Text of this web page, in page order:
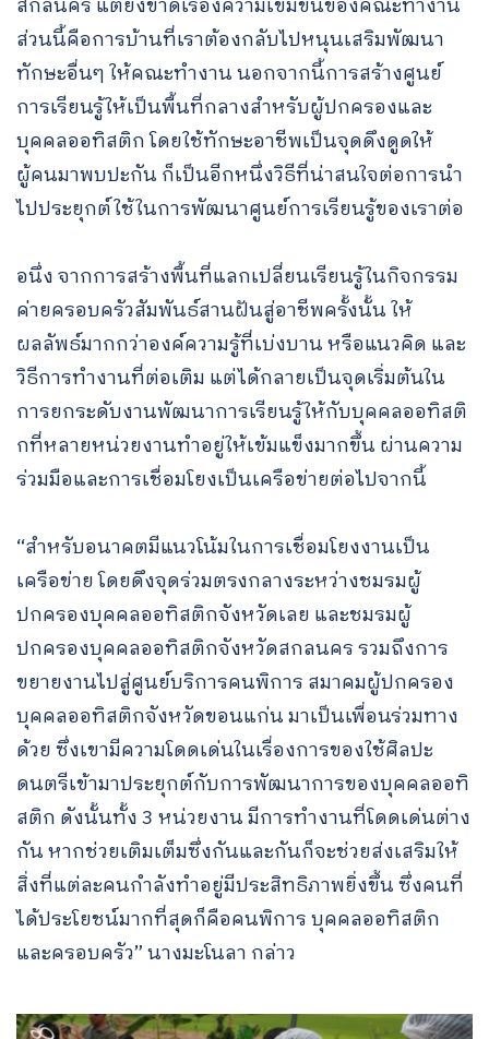
Search
for:
ส่วนนี้คือการบ้านที่เราต้องกลับไปหนุนเสริมพัฒนา
ทักษะอื่นๆ ให้คณะทำงาน นอกจากนี้การสร้างศูนย์
การเรียนรู้ให้เป็นพื้นที่กลางสำหรับผู้ปกครองและ
บุคคลออทิสติก โดยใช้ทักษะอาชีพเป็นจุดดึงดูดให้
ผู้คนมาพบปะกัน ก็เป็นอีกหนึ่งวิธีที่น่าสนใจต่อการนำ
ไปประยุกต์ใช้ในการพัฒนาศูนย์การเรียนรู้ของเราต่อ
อนึ่ง จากการสร้างพื้นที่แลกเปลี่ยนเรียนรู้ในกิจกรรม
ค่ายครอบครัวสัมพันธ์สานฝันสู่อาชีพครั้งนั้น ให้
ผลลัพธ์มากกว่าองค์ความรู้ที่เบ่งบาน หรือแนวคิด และ
วิธีการทำงานที่ต่อเติม แต่ได้กลายเป็นจุดเริ่มต้นใน
การยกระดับงานพัฒนาการเรียนรู้ให้กับบุคคลออทิสติ
กที่หลายหน่วยงานทำอยู่ให้เข้มแข็งมากขึ้น ผ่านความ
ร่วมมือและการเชื่อมโยงเป็นเครือข่ายต่อไปจากนี้
“สำหรับอนาคตมีแนวโน้มในการเชื่อมโยงงานเป็น
เครือข่าย โดยดึงจุดร่วมตรงกลางระหว่างชมรมผู้
ปกครองบุคคลออทิสติกจังหวัดเลย และชมรมผู้
ปกครองบุคคลออทิสติกจังหวัดสกลนคร รวมถึงการ
ขยายงานไปสู่ศูนย์บริการคนพิการ สมาคมผู้ปกครอง
บุคคลออทิสติกจังหวัดขอนแก่น มาเป็นเพื่อนร่วมทาง
ด้วย ซึ่งเขามีความโดดเด่นในเรื่องการของใช้ศิลปะ
ดนตรีเข้ามาประยุกต์กับการพัฒนาการของบุคคลออทิ
สติก ดังนั้นทั้ง 3 หน่วยงาน มีการทำงานที่โดดเด่นต่าง
กัน หากช่วยเติมเต็มซึ่งกันและกันก็จะช่วยส่งเสริมให้
สิ่งที่แต่ละคนกำลังทำอยู่มีประสิทธิภาพยิ่งขึ้น ซึ่งคนที่
ได้ประโยชน์มากที่สุดก็คือคนพิการ บุคคลออทิสติก
และครอบครัว” นางมะโนลา กล่าว